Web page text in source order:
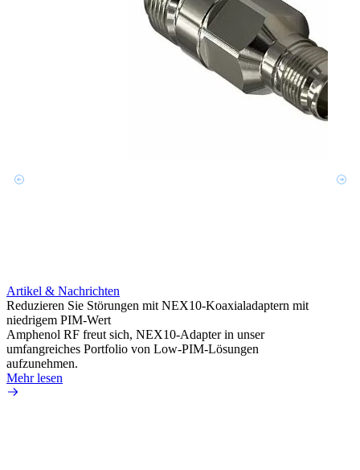
Artikel & Nachrichten
Reduzieren Sie Störungen mit NEX10-Koaxialadaptern mit
niedrigem PIM-Wert
Amphenol RF freut sich, NEX10-Adapter in unser
umfangreiches Portfolio von Low-PIM-Lösungen
aufzunehmen.
Mehr lesen